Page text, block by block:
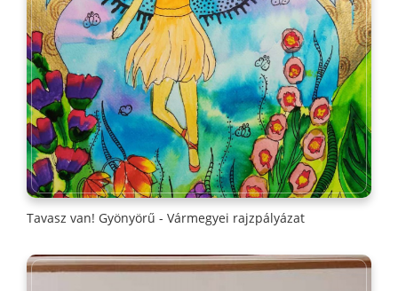
Tavasz van! Gyönyörű - Vármegyei rajzpályázat